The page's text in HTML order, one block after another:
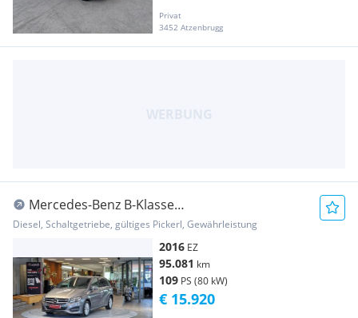
Privat
3452 Atzenbrugg
Mercedes-Benz B-Klasse
*Navi*Ambiente*Sitzheizung*LED*
Diesel, Schaltgetriebe, gültiges Pickerl, Gewährleistung
2016 EZ
95.081 km
109 PS (80 kW)
€ 15.920